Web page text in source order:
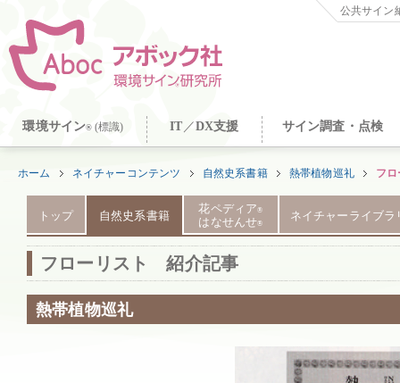
公共サイン
環境サイン® (標識) IT ／DX支援 サイン調査・点検
ホーム ネイチャーコンテンツ 自然史系書籍 熱帯植物巡礼 フ
トップ 自然史系書籍
花ペディア®
はなせんせ®
ネイチャーライブラ
フローリスト 紹介記事
熱帯植物巡礼